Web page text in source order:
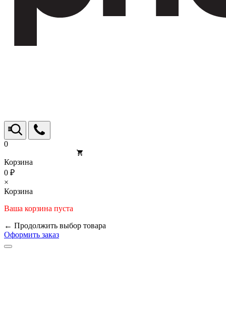
0
Корзина
0 ₽
×
Корзина
Ваша корзина пуста
← Продолжить выбор товара
Оформить заказ